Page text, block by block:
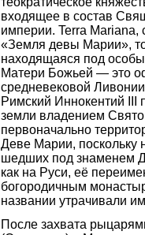
входящее в состав
империи. Terra Mariana,
«Земля девы Марии»,
находящаяся под
Матери Божьей — это
средневековой
Римский Иннокентий III
земли владением
первоначально
Деве Марии, поскольку
шедших под знаменем
как на Руси, её
богородичным
названии утрачивали
После захвата